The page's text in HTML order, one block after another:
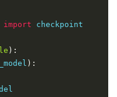
import checkpoint
):
):